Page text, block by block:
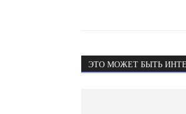
ЭТО МОЖЕТ БЫТЬ